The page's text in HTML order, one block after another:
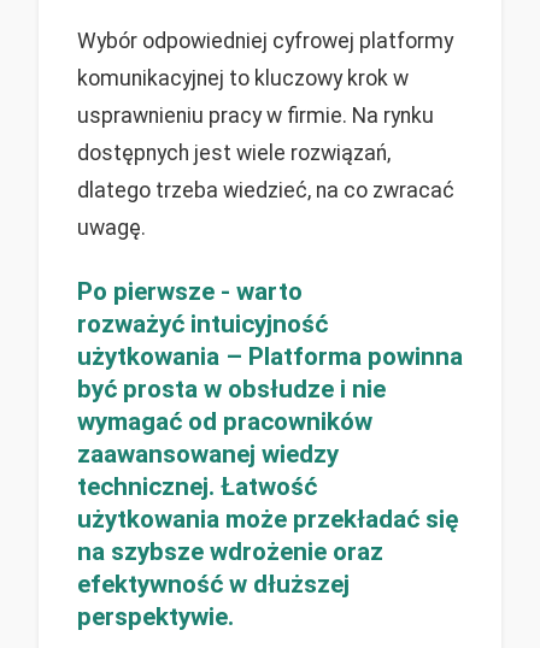
Wybór odpowiedniej cyfrowej platformy
komunikacyjnej to kluczowy krok w
usprawnieniu pracy w firmie. Na rynku
dostępnych jest wiele rozwiązań,
dlatego trzeba wiedzieć, na co zwracać
uwagę.
Po pierwsze - warto
rozważyć intuicyjność
użytkowania – Platforma powinna
być prosta w obsłudze i nie
wymagać od pracowników
zaawansowanej wiedzy
technicznej. Łatwość
użytkowania może przekładać się
na szybsze wdrożenie oraz
efektywność w dłuższej
perspektywie.